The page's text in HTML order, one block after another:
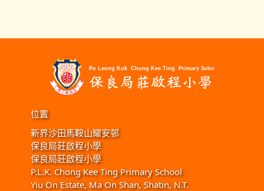
位置
新界沙田馬鞍山耀安邨
保良局莊啟程小學
保良局莊啟程小學
P.L.K. Chong Kee Ting Primary School
Yiu On Estate, Ma On Shan, Shatin, N.T.